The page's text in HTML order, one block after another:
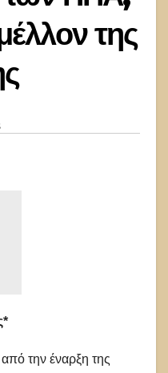
της
την έναρξη της